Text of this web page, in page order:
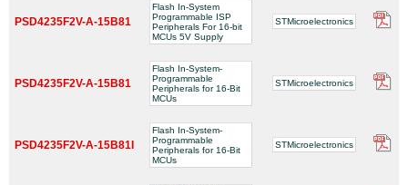
PSD4235F2V-A-15B81
Flash In-System
Programmable ISP
Peripherals For 16-bit
MCUs 5V Supply
STMicroelectronics
PSD4235F2V-A-15B81
Flash In-System-
Programmable
Peripherals for 16-Bit
MCUs
STMicroelectronics
PSD4235F2V-A-15B81I
Flash In-System-
Programmable
Peripherals for 16-Bit
MCUs
STMicroelectronics